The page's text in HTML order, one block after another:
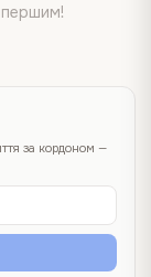
за кордоном —